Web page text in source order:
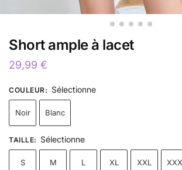
Short ample à lacet
29,99 €
COULEUR: Sélectionne
Noir Blanc
TAILLE: Sélectionne
S M L XL XXL